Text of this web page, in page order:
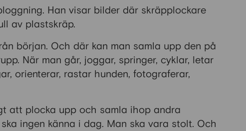
Han visar bilder där skräpplockare
av plastskräp.
början. Och där kan man samla upp den på
När man går, joggar, springer, cyklar, letar
orienterar, rastar hunden, fotograferar,
att plocka upp och samla ihop andra
ingen känna i dag. Man ska vara stolt. Och